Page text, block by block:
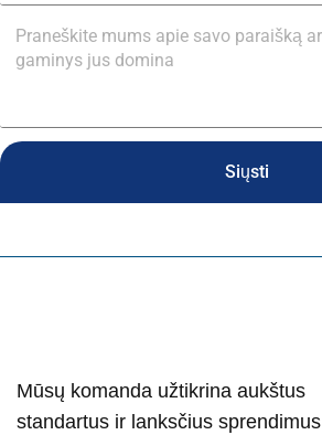
Siųsti
Mūsų komanda užtikrina aukštus
standartus ir lanksčius sprendimus